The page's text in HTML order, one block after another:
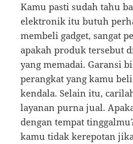
Kamu pasti sudah tahu
elektronik itu butuh
membeli gadget, sangat
apakah produk tersebut
yang memadai. Garansi
perangkat yang kamu
kendala. Selain itu,
layanan purna jual.
dengan tempat
kamu tidak kerepotan